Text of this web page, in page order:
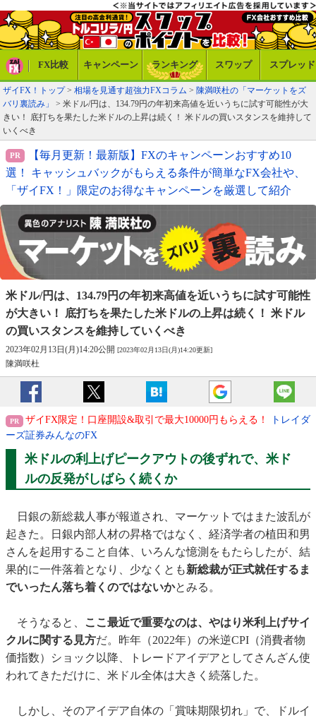
FX比較 キャンペーン ランキング スワップ スプレッド
ザイFX！トップ> 相場を見通す超強力FXコラム > 陳満咲杜の「マーケットをズ
バリ裏読み」
> 米ドル/円は、134.79円の年初来高値を近いうちに試す可能性が大
きい！ 底打ちを果たした米ドルの上昇は続く！ 米ドルの買いスタンスを維持して
いくべき
【毎月更新！最新版】FXのキャンペーンおすすめ10
選！ キャッシュバックがもらえる条件が簡単なFX会社や、
「ザイFX！」限定のお得なキャンペーンを厳選して紹介
米ドル/円は、134.79円の年初来高値を近いうちに試す可能性
が大きい！ 底打ちを果たした米ドルの上昇は続く！ 米ドル
の買いスタンスを維持していくべき
2023年02月13日(月)14:20公開 [2023年02月13日(月)14:20更新]
陳満咲杜
ザイFX限定！口座開設&取引で最大10000円もらえる！
トレイダ
ーズ証券みんなのFX
米ドルの利上げピークアウトの後ずれで、米ド
ルの反発がしばらく続くか
日銀の新総裁人事が報道され、マーケットではまた波乱が
起きた。日銀内部人材の昇格ではなく、経済学者の植田和男
さんを起用すること自体、いろんな憶測をもたらしたが、結
果的に一件落着となり、少なくとも新総裁が正式就任するま
でいったん落ち着くのではないかとみる。
そうなると、
ここ最近で重要なのは、やはり米利上げサイ
クルに関する見方だ。昨年（2022年）の米逆CPI（消費者物
価指数）ショック以降、トレードアイデアとしてさんざん使
われてきただけに、米ドル全体は大きく続落した。
しかし、そのアイデア自体の「賞味期限切れ」で、ドルイ